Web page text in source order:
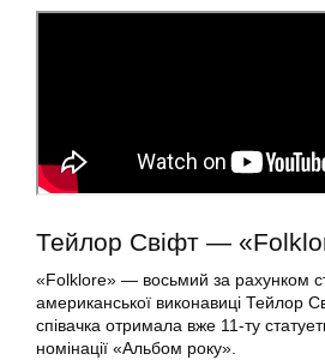
Тейлор Свіфт —
«Folklore» — восьмий за рахунком
американської виконавиці Тейлор
співачка отримала вже 11-ту
номінації «Альбом року».